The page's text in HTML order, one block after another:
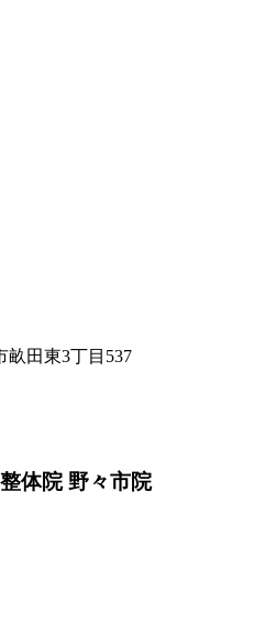
畝田東3丁目537
体院 野々市院